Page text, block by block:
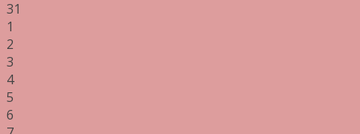
31
1
2
3
4
5
6